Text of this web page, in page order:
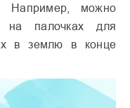
Например, можно
на палочках для
в землю в конце